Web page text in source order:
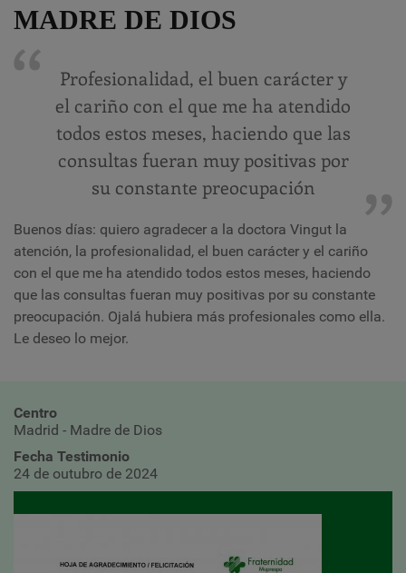
MADRE DE DIOS
Profesionalidad, el buen carácter y
el cariño con el que me ha atendido
todos estos meses, haciendo que las
consultas fueran muy positivas por
su constante preocupación
Buenos días: quiero agradecer a la doctora Vingut la
atención, la profesionalidad, el buen carácter y el cariño
con el que me ha atendido todos estos meses, haciendo
que las consultas fueran muy positivas por su constante
preocupación. Ojalá hubiera más profesionales como ella.
Le deseo lo mejor.
Centro
Madrid - Madre de Dios
Fecha Testimonio
24 de outubro de 2024